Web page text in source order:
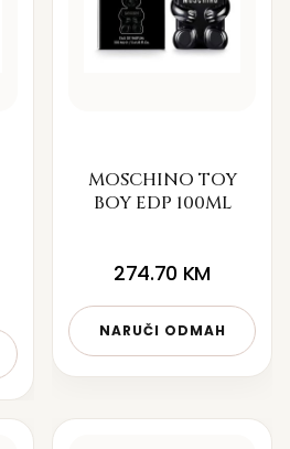
MOSCHINO TOY
BOY EDP 100ML
274.70 KM
NARUČI ODMAH